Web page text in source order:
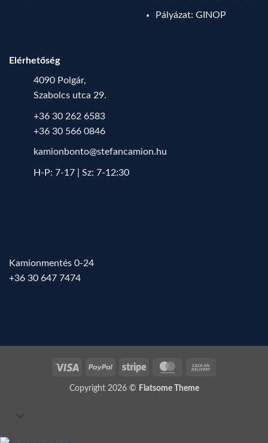
Pályázat: GINOP
Elérhetőség
4090 Polgár,
Szabolcs utca 29.
+36 30 262 6583
+36 30 566 0846
kamionbonto@stefancamion.hu
H-P: 7-17 | Sz: 7-12:30
Kamionmentés 0-24
+36 30 647 7474
Visa PayPal Stripe MasterCard
Copyright 2026 © Flatsome Theme